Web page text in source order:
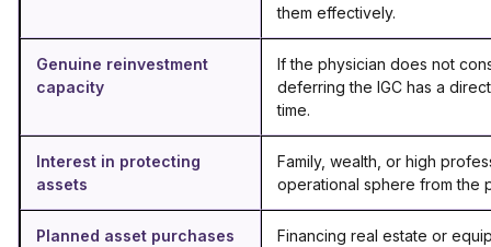
them effectively.
Genuine reinvestment
capacity
If the physician does not
deferring the IGC has a
time.
Interest in protecting
assets
Family, wealth, or high
operational sphere from the
Planned asset purchases
Financing real estate or